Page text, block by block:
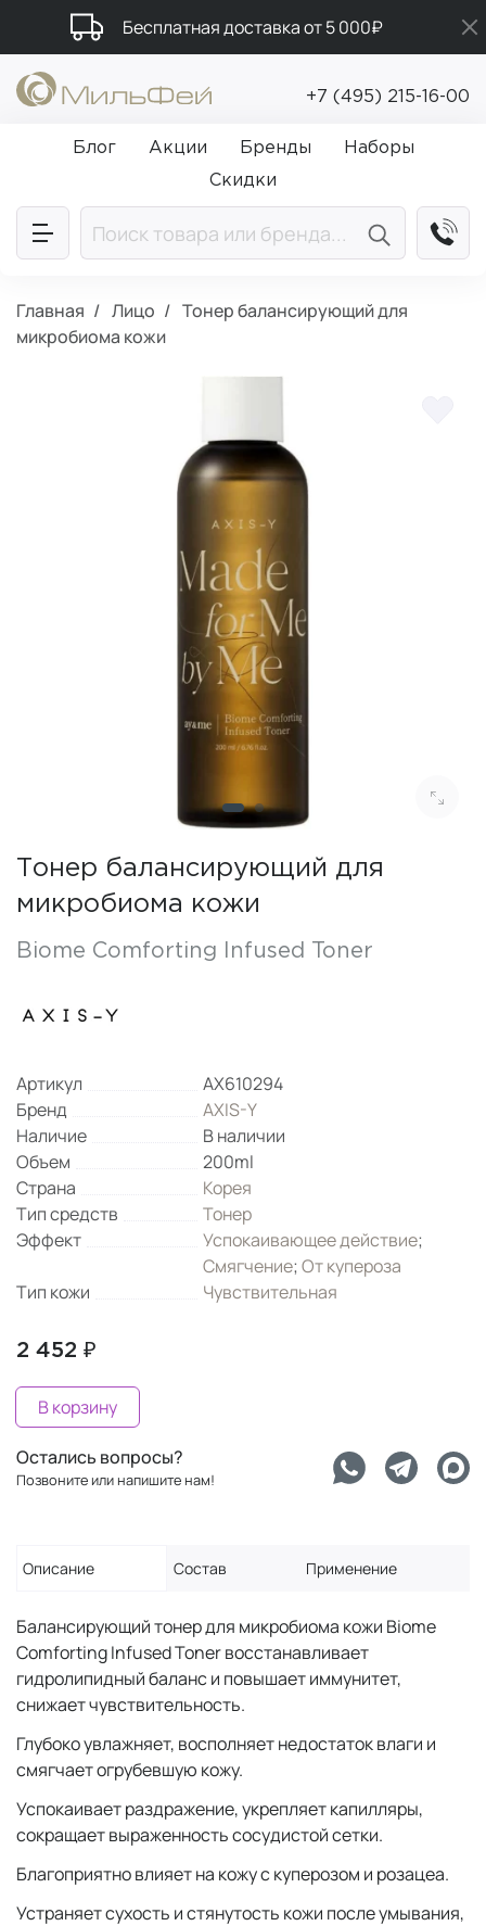
Бесплатная доставка от 5 000₽
Промокод ПРИВЕТ
Подарки в каждый заказ от 5 000₽
+7 (495) 215-16-00
Блог Акции Бренды
Наборы
Скидки
Главная Лицо
Тонер балансирующий для
микробиома кожи
Тонер балансирующий для
микробиома кожи
Biome Comforting Infused Toner
Артикул
AX610294
Бренд
AXIS-Y
Наличие
В наличии
Объем
200ml
Страна
Корея
Тип средств
Тонер
Эффект
Успокаивающее действие;
Смягчение;От купероза
Тип кожи
Чувствительная
2 452 ₽
В корзину
Остались вопросы?
Позвоните или напишите нам!
Описание Состав Применение
Балансирующий тонер для микробиома кожи Biome
Comforting Infused Toner восстанавливает
гидролипидный баланс и повышает иммунитет,
снижает чувствительность.
Глубоко увлажняет, восполняет недостаток влаги и
смягчает огрубевшую кожу.
Успокаивает раздражение, укрепляет капилляры,
сокращает выраженность сосудистой сетки.
Благоприятно влияет на кожу с куперозом и розацеа.
Устраняет сухость и стянутость кожи после умывания,